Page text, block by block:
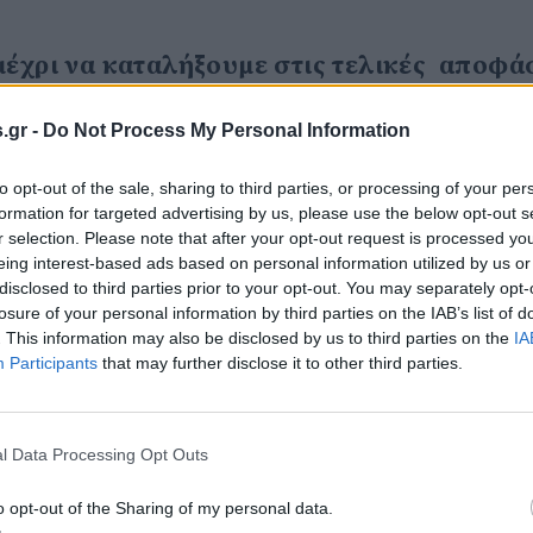
- Do Not Process My Personal Information
opt-out of the sale, sharing to third parties, or processing of your
for targeted advertising by us, please use the below opt-out
selection. Please note that after your opt-out request is processed
interest-based ads based on personal information utilized by us
to third parties prior to your opt-out. You may separately
of your personal information by third parties on the IAB’s list of
This information may also be disclosed by us to third parties on the
Participants that may further disclose it to other third parties.
Data Processing Opt Outs
opt-out of the Sharing of my personal data.
να καταλήξουμε στις τελικές
οποιαδήποτε εκτίμηση είναι επισφαλής.
απέχουν από την πραγματικότητα. Η
μήνα, αφορά τις χώρες από όπου θα
Θα ελέγχονται
εξελίσσονται ομαλά» επισήμανε ο
παράλληλα παρακολουθούμε
πρωτόκολλα θα προστατεύουν
που δεν έχει ξαναγίνει. Καθιερώσαμε
από 50 κρεβάτια και πάνω με γιατρό.
μας συστήματος υγείας. Κάθε γιατρός